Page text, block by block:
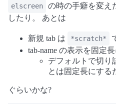
elscreen の時の手癖を変え
したり。 あとは
新規 tab は *scratch*
tab-name の表示を固定
デフォルトで切り
とは固定長にする
ぐらいかな?